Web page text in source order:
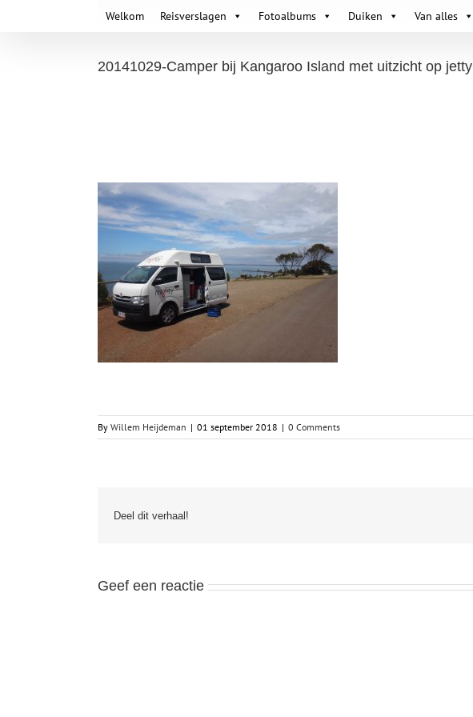
Welkom Reisverslagen Fotoalbums Duiken Van alles
20141029-Camper bij Kangaroo Island met uitzicht op jetty
By Willem Heijdeman | 01 september 2018 | 0 Comments
Deel dit verhaal!
Geef een reactie